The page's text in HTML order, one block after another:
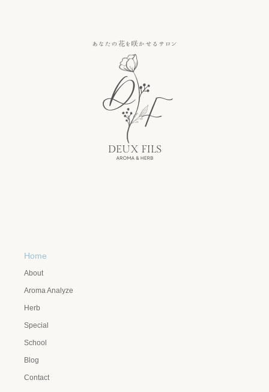
Home
About
Aroma Analyze
Herb
Special
School
Blog
Contact